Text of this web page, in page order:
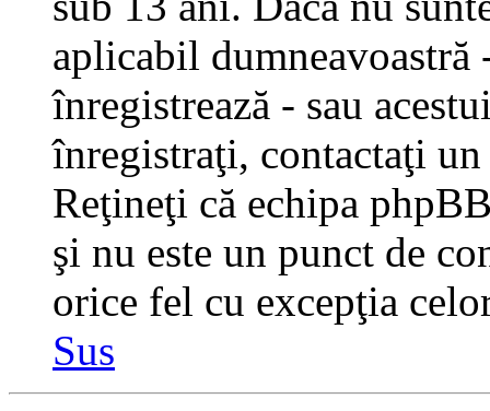
aplicabil dumneavoastră
înregistrează - sau
înregistraţi, contactaţi
Reţineţi că echipa
şi nu este un punct de
orice fel cu excepţia
Sus